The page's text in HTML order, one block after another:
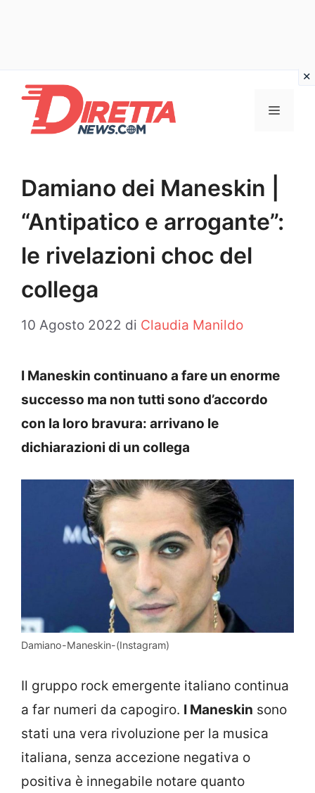
contenuto
Menu
Damiano dei Maneskin |
“Antipatico e arrogante”:
le rivelazioni choc del
collega
10 Agosto 2022 di Claudia Manildo
I Maneskin continuano a fare un enorme
successo ma non tutti sono d’accordo
con la loro bravura: arrivano le
dichiarazioni di un collega
Damiano-Maneskin-(Instagram)
Il gruppo rock emergente italiano continua
a far numeri da capogiro. I Maneskin sono
stati una vera rivoluzione per la musica
italiana, senza accezione negativa o
positiva è innegabile notare quanto